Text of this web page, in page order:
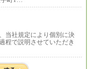
当社規定により個別に決
程で説明させていただき